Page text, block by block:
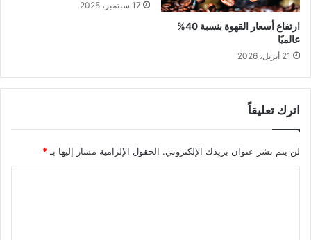
ارتفاع أسعار القهوة بنسبة 40%
عالميًا
21 أبريل، 2026
17 سبتمبر، 2025
اترك تعليقاً
لن يتم نشر عنوان بريدك الإلكتروني. الحقول الإلزامية مشار إليها بـ *